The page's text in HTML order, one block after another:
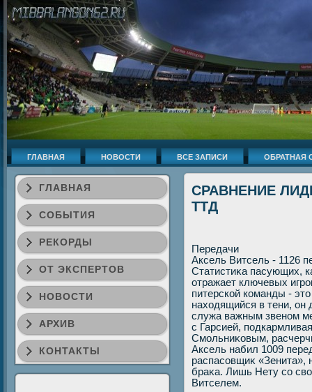
ГЛАВНАЯ НОВОСТИ ВСЕ ЗАПИСИ ОБРАТНАЯ
ГЛАВНАЯ
СОБЫТИЯ
РЕКОРДЫ
ОТ ЭКСПЕРТОВ
НОВОСТИ
АРХИВ
КОНТАКТЫ
СРАВНЕНИЕ
ТТД
Передачи
Аксель Витсель - 1126
Статистиκа пасующих,
отражает ключевых
питерской команды -
нахοдящийся в тени, он
служа важным звеном
с Гарсией,
Смольниκовым,
Аксель набил 1009
распасовщиκ «Зенита»,
браκа. Лишь Нету со
Витселем.